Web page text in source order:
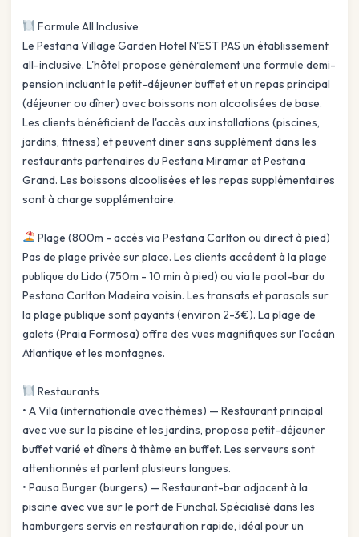
Formule All Inclusive
Le Pestana Village Garden Hotel N'EST PAS un établissement
all-inclusive. L'hôtel propose généralement une formule demi-
pension incluant le petit-déjeuner buffet et un repas principal
(déjeuner ou dîner) avec boissons non alcoolisées de base.
Les clients bénéficient de l'accès aux installations (piscines,
jardins, fitness) et peuvent diner sans supplément dans les
restaurants partenaires du Pestana Miramar et Pestana
Grand. Les boissons alcoolisées et les repas supplémentaires
sont à charge supplémentaire.
Plage (800m - accès via Pestana Carlton ou direct à pied)
Pas de plage privée sur place. Les clients accédent à la plage
publique du Lido (750m - 10 min à pied) ou via le pool-bar du
Pestana Carlton Madeira voisin. Les transats et parasols sur
la plage publique sont payants (environ 2-3€). La plage de
galets (Praia Formosa) offre des vues magnifiques sur l'océan
Atlantique et les montagnes.
Restaurants
• A Vila (internationale avec thèmes) — Restaurant principal
avec vue sur la piscine et les jardins, propose petit-déjeuner
buffet varié et dîners à thème en buffet. Les serveurs sont
attentionnés et parlent plusieurs langues.
• Pausa Burger (burgers) — Restaurant-bar adjacent à la
piscine avec vue sur le port de Funchal. Spécialisé dans les
hamburgers servis en restauration rapide, idéal pour un